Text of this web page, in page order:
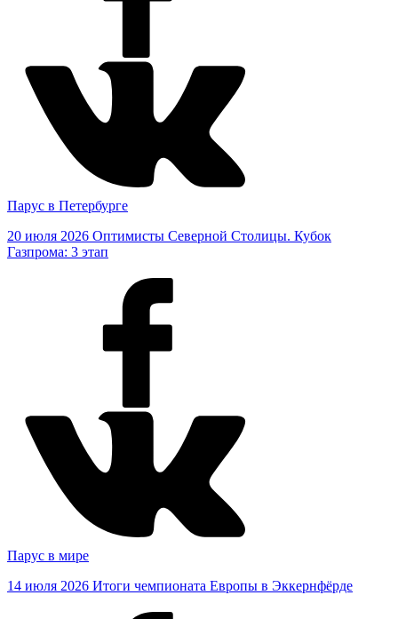
Парус в Петербурге
20 июля 2026 Оптимисты Северной Столицы. Кубок
Газпрома: 3 этап
Парус в мире
14 июля 2026 Итоги чемпионата Европы в Эккернфёрде